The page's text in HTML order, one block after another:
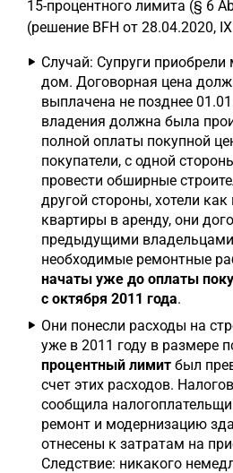
15-процентного лимита (§ 6
(решение BFH от 28.04.2020,
Случай: Супруги
дом. Договорная цена
выплачена не позднее
владения должна была
полной оплаты покупной
покупатели, с одной
провести обширные
другой стороны, хотели
квартиры в аренду, они
предыдущими
необходимые ремонтные
начаты уже до оплаты
с октября 2011 года.
Они понесли расходы на
уже в 2011 году в размере
процентный лимит был
счет этих расходов.
сообщила
ремонт и модернизацию
отнесены к затратам на
Следствие: никакого